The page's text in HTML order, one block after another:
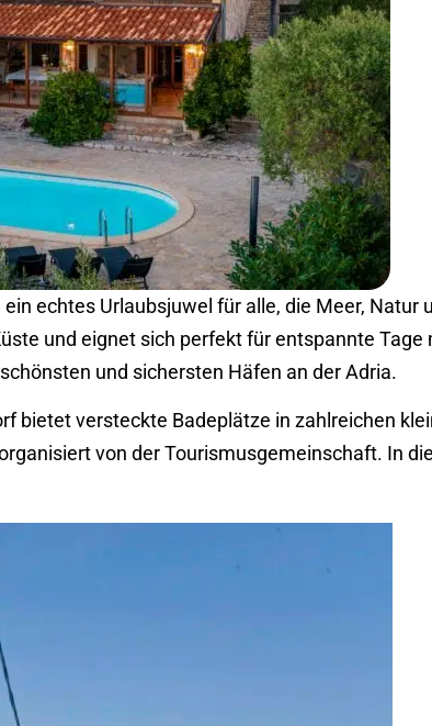
echtes Urlaubsjuwel für alle, die Meer, Natur
und eignet sich perfekt für entspannte Tage
und sichersten Häfen an der Adria.
bietet versteckte Badeplätze in zahlreichen
von der Tourismusgemeinschaft. In